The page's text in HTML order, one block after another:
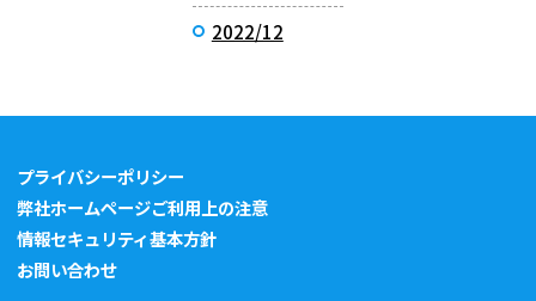
2022/12
プライバシーポリシー
弊社ホームページご利用上の注意
情報セキュリティ基本方針
お問い合わせ